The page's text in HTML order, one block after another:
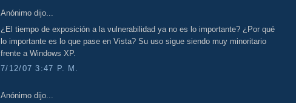
Anónimo dijo...
¿El tiempo de exposición a la vulnerabilidad ya no es lo importante? ¿Por qué
lo importante es lo que pase en Vista? Su uso sigue siendo muy minoritario
frente a Windows XP.
7/12/07 3:47 P. M.
Anónimo dijo...